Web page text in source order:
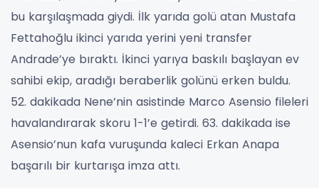
bu karşılaşmada giydi. İlk yarıda golü atan Mustafa
Fettahoğlu ikinci yarıda yerini yeni transfer
Andrade’ye bıraktı. İkinci yarıya baskılı başlayan ev
sahibi ekip, aradığı beraberlik golünü erken buldu.
52. dakikada Nene’nin asistinde Marco Asensio fileleri
havalandırarak skoru 1-1’e getirdi. 63. dakikada ise
Asensio’nun kafa vuruşunda kaleci Erkan Anapa
başarılı bir kurtarışa imza attı.